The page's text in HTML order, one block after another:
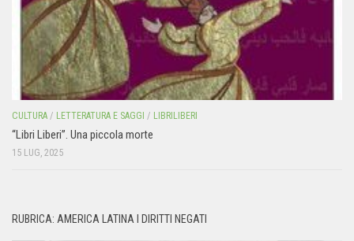
CULTURA / LETTERATURA E SAGGI / LIBRILIBERI
“Libri Liberi”. Una piccola morte
15 LUG, 2025
RUBRICA: AMERICA LATINA I DIRITTI NEGATI